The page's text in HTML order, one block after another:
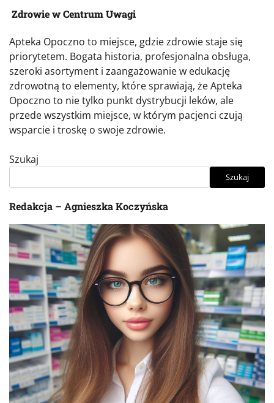
Zdrowie w Centrum Uwagi
Apteka Opoczno to miejsce, gdzie zdrowie staje się
priorytetem. Bogata historia, profesjonalna obsługa,
szeroki asortyment i zaangażowanie w edukację
zdrowotną to elementy, które sprawiają, że Apteka
Opoczno to nie tylko punkt dystrybucji leków, ale
przede wszystkim miejsce, w którym pacjenci czują
wsparcie i troskę o swoje zdrowie.
Szukaj
Szukaj
Redakcja – Agnieszka Koczyńska